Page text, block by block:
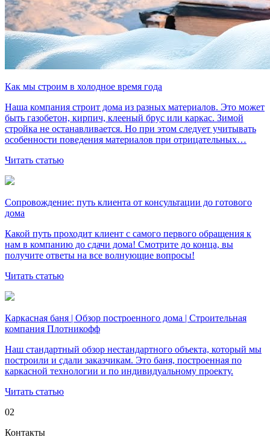
Как мы строим в холодное время года
Наша компания строит дома из разных материалов. Это может
быть газобетон, кирпич, клееный брус или каркас. Зимой
стройка не останавливается. Но при этом следует учитывать
особенности поведения материалов при отрицательных…
Читать статью
Сопровождение: путь клиента от консультации до готового
дома
Какой путь проходит клиент с самого первого обращения к
нам в компанию до сдачи дома! Смотрите до конца, вы
получите ответы на все волнующие вопросы!
Читать статью
Каркасная баня | Обзор построенного дома | Строительная
компания Плотникофф
Наш стандартный обзор нестандартного объекта, который мы
построили и сдали заказчикам. Это баня, построенная по
каркасной технологии и по индивидуальному проекту.
Читать статью
02
Контакты